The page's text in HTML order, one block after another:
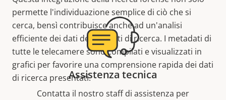
permette l'individuazione semplice di ciò che si
cerca, bensì contribuisce anche ad un'analisi
efficiente dei dati dei risultati di ricerca. I metadati di
tutte le telecamere sono compilati e visualizzati in
grafici per favorire una comprensione rapida dei dati
di ricerca presentati.Assistenza tecnica
Contatta il nostro staff di assistenza per